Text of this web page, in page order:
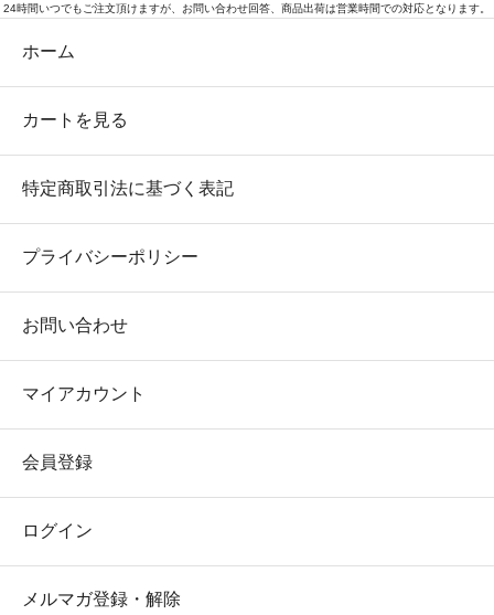
24時間いつでもご注文頂けますが、お問い合わせ回答、商品出荷は営業時間での対応となります。
ホーム
カートを見る
特定商取引法に基づく表記
プライバシーポリシー
お問い合わせ
マイアカウント
会員登録
ログイン
メルマガ登録・解除